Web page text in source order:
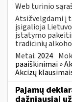
Web turinio
Atsižvelgdami į
įsigalioja
įstatymo
tradicinių
Metai: 2024
paaiškinimai »
Akcizų
Pajamų
dažniausiai